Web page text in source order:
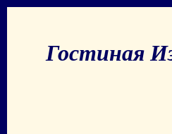
Гостиная